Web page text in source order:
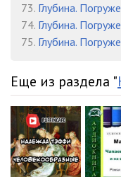
73. Глубина.
74. Глубина.
75. Глубина.
Еще из раздела "